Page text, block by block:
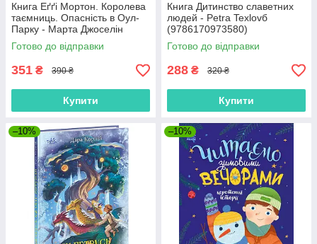
Книга Еґґі Мортон. Королева
таємниць. Опасність в Оул-
Парку - Марта Джоселін
(9786170971692)
Готово до відправки
351 ₴ 390 ₴
Купити
Книга Дитинство славетних
людей - Petra Texlovб
(9786170973580)
Готово до відправки
288 ₴ 320 ₴
Купити
–10% –10%